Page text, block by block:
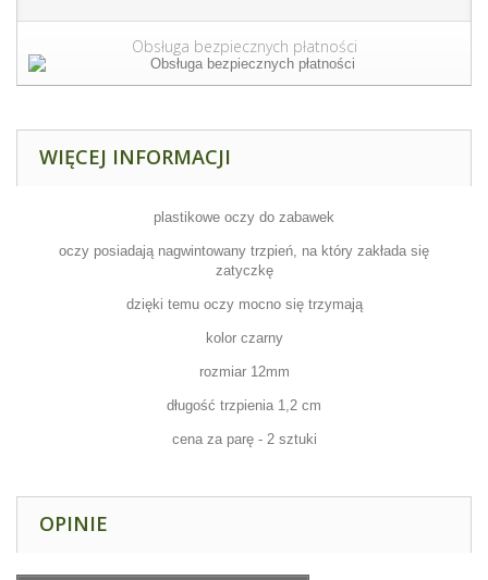
Obsługa bezpiecznych płatności
WIĘCEJ INFORMACJI
plastikowe oczy do zabawek
oczy posiadają nagwintowany trzpień, na który zakłada się
zatyczkę
dzięki temu oczy mocno się trzymają
kolor czarny
rozmiar 12mm
długość trzpienia 1,2 cm
cena za parę - 2 sztuki
OPINIE